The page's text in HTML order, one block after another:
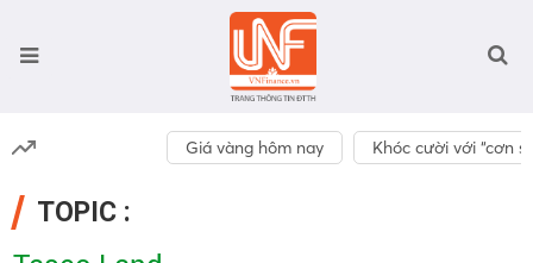
Giá vàng hôm nay Khóc cười với “cơn
TOPIC :